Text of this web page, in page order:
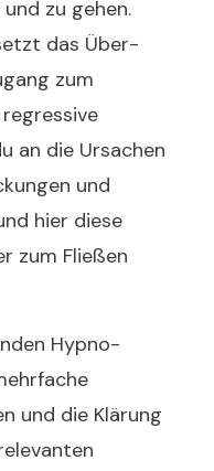
zu gehen.
das Über-
zum
an die Ursachen
und
hier diese
zum Fließen
Hypno-
und die Klärung